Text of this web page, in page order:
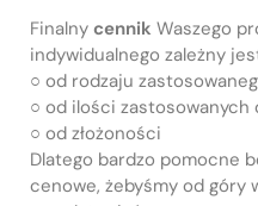
Finalny cennik Waszego
indywidualnego zależny
○ od rodzaju
○ od ilości zastosowanych
○ od złożoności
Dlatego bardzo pomocne
cenowe, żebyśmy od góry